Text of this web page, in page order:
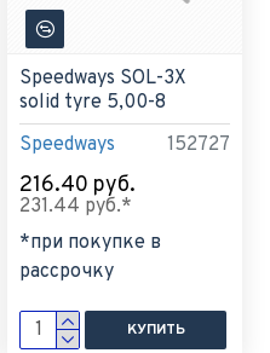
Speedways 152727
Speedways SOL-3X
solid tyre 5,00-8
216.40 руб.
231.44 руб.*
*при покупке в
рассрочку
КУПИТЬ